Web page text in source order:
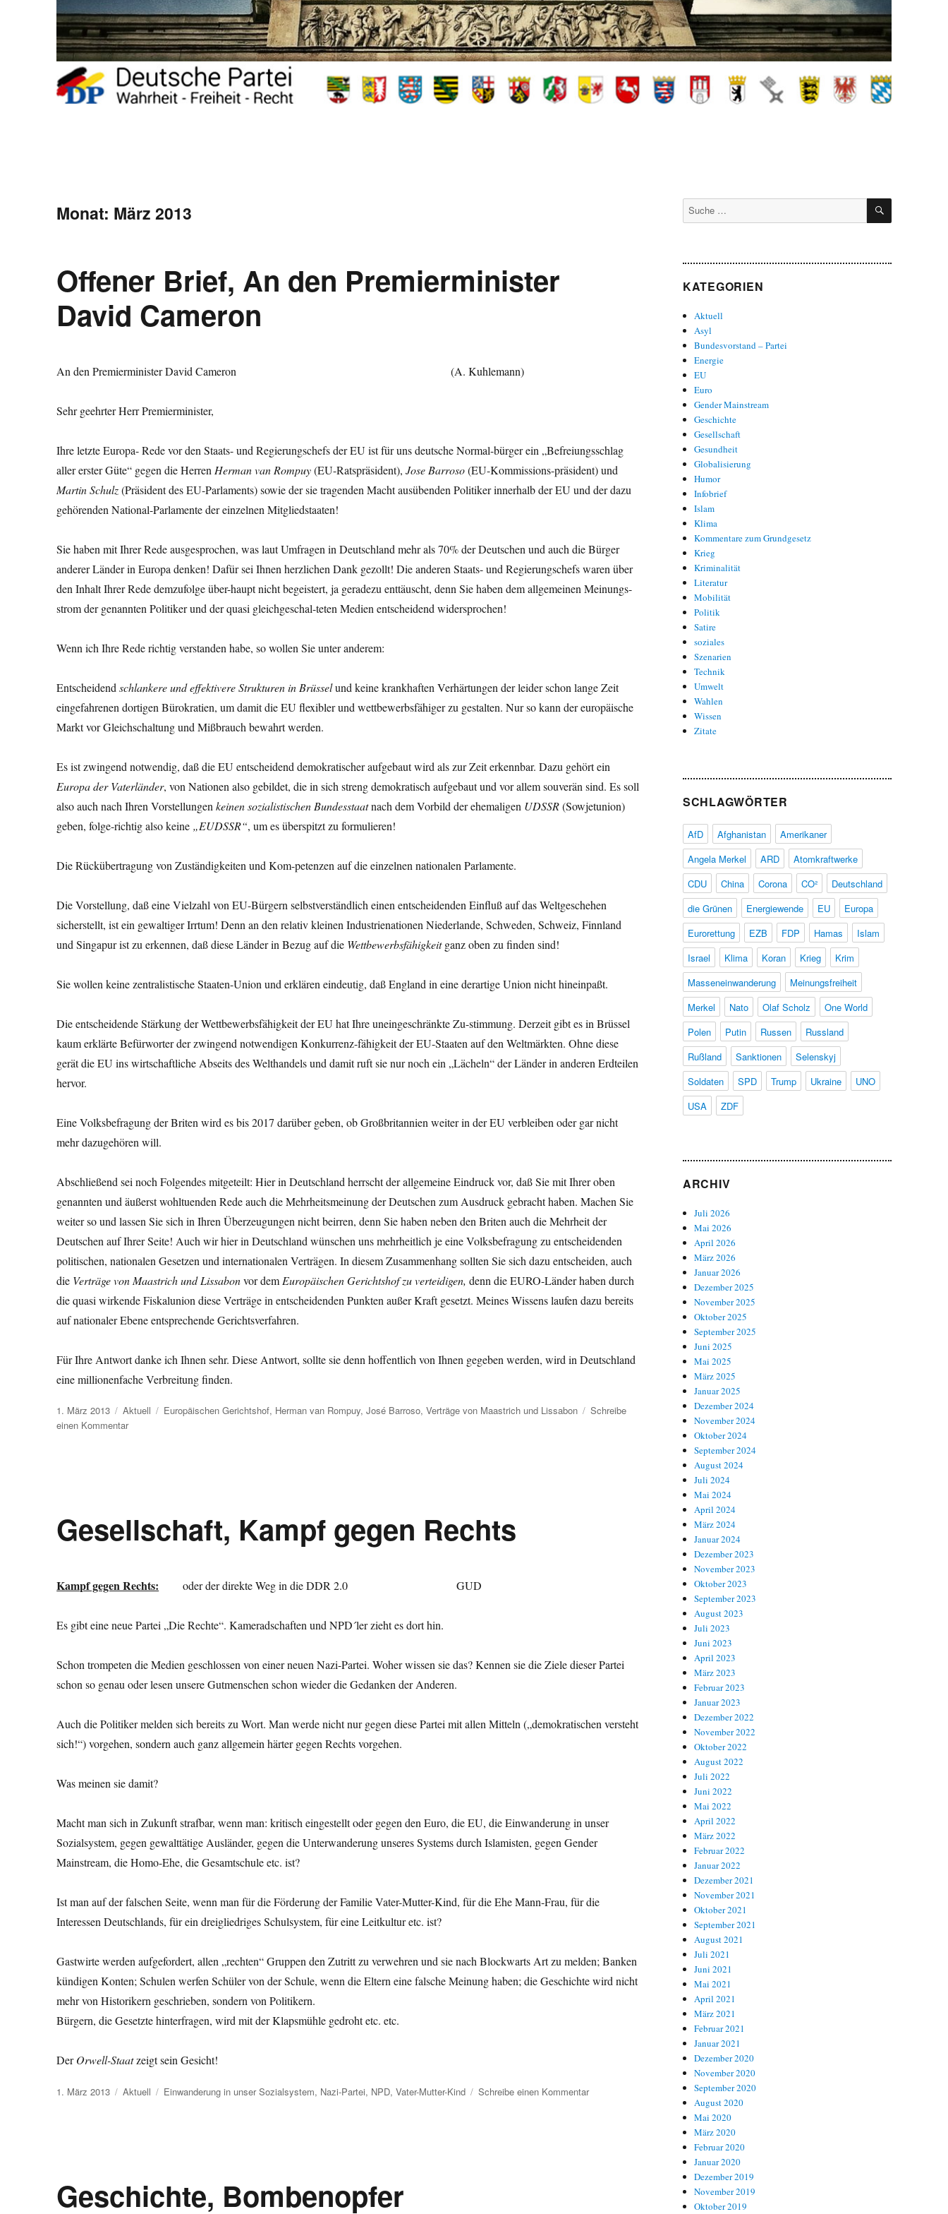
Monat: März 2013
Offener Brief, An den Premierminister
David Cameron
An den Premierminister David Cameron (A. Kuhlemann)
Sehr geehrter Herr Premierminister,
Ihre letzte Europa- Rede vor den Staats- und Regierungschefs der EU ist für uns deutsche Normal-bürger ein „Befreiungsschlag
aller erster Güte“ gegen die Herren Herman van Rompuy(EU-Ratspräsident),Jose Barroso(EU-Kommissions-präsident) und
Martin Schulz(Präsident des EU-Parlaments) sowie der sie tragenden Macht ausübenden Politiker innerhalb der EU und der dazu
gehörenden National-Parlamente der einzelnen Mitgliedstaaten!
Sie haben mit Ihrer Rede ausgesprochen, was laut Umfragen in Deutschland mehr als 70% der Deutschen und auch die Bürger
anderer Länder in Europa denken! Dafür sei Ihnen herzlichen Dank gezollt! Die anderen Staats- und Regierungschefs waren über
den Inhalt Ihrer Rede demzufolge über-haupt nicht begeistert, ja geradezu enttäuscht, denn Sie haben dem allgemeinen Meinungs-
strom der genannten Politiker und der quasi gleichgeschal-teten Medien entscheidend widersprochen!
Wenn ich Ihre Rede richtig verstanden habe, so wollen Sie unter anderem:
Entscheidendschlankere und effektivere Strukturen in Brüsselund keine krankhaften Verhärtungen der leider schon lange Zeit
eingefahrenen dortigen Bürokratien, um damit die EU flexibler und wettbewerbsfähiger zu gestalten. Nur so kann der europäische
Markt vor Gleichschaltung und Mißbrauch bewahrt werden.
Es ist zwingend notwendig, daß die EU entscheidend demokratischer aufgebaut wird als zur Zeit erkennbar. Dazu gehört ein
Europa der Vaterländer, von Nationen also gebildet, die in sich streng demokratisch aufgebaut und vor allem souverän sind. Es soll
also auch nach Ihren Vorstellungenkeinen sozialistischen Bundesstaatnach dem Vorbild der ehemaligen UDSSR(Sowjetunion)
geben, folge-richtig also keine „EUDSSR“, um es überspitzt zu formulieren!
Die Rückübertragung von Zuständigkeiten und Kom-petenzen auf die einzelnen nationalen Parlamente.
Die Vorstellung, daß eine Vielzahl von EU-Bürgern selbstverständlich einen entscheidenden Einfluß auf das Weltgeschehen
sicherstellt, ist ein gewaltiger Irrtum! Denn an den relativ kleinen Industrienationen Niederlande, Schweden, Schweiz, Finnland
und Singapur ist zu erkennen, daß diese Länder in Bezug auf die Wettbewerbsfähigkeitganz oben zu finden sind!
Sie wollen keine zentralistische Staaten-Union und erklären eindeutig, daß England in eine derartige Union nicht hineinpaßt.
Die entscheidende Stärkung der Wettbewerbsfähigkeit der EU hat Ihre uneingeschränkte Zu-stimmung. Derzeit gibt es in Brüssel
kaum erklärte Befürworter der zwingend notwendigen Konkurrenz-fähigkeit der EU-Staaten auf den Weltmärkten. Ohne diese
gerät die EU ins wirtschaftliche Abseits des Welthandels und damit ruft sie nur noch ein „Lächeln“ der Länder in anderen Erdteilen
hervor.
Eine Volksbefragung der Briten wird es bis 2017 darüber geben, ob Großbritannien weiter in der EU verbleiben oder gar nicht
mehr dazugehören will.
Abschließend sei noch Folgendes mitgeteilt: Hier in Deutschland herrscht der allgemeine Eindruck vor, daß Sie mit Ihrer oben
genannten und äußerst wohltuenden Rede auch die Mehrheitsmeinung der Deutschen zum Ausdruck gebracht haben. Machen Sie
weiter so und lassen Sie sich in Ihren Überzeugungen nicht beirren, denn Sie haben neben den Briten auch die Mehrheit der
Deutschen auf Ihrer Seite! Auch wir hier in Deutschland wünschen uns mehrheitlich je eine Volksbefragung zu entscheidenden
politischen, nationalen Gesetzen und internationalen Verträgen. In diesem Zusammenhang sollten Sie sich dazu entscheiden, auch
die Verträge von Maastrich und Lissabonvor dem Europäischen Gerichtshof zu verteidigen,denn die EURO-Länder haben durch
die quasi wirkende Fiskalunion diese Verträge in entscheidenden Punkten außer Kraft gesetzt. Meines Wissens laufen dazu bereits
auf nationaler Ebene entsprechende Gerichtsverfahren.
Für Ihre Antwort danke ich Ihnen sehr. Diese Antwort, sollte sie denn hoffentlich von Ihnen gegeben werden, wird in Deutschland
eine millionenfache Verbreitung finden.
Veröffentlicht
am
1. März 2013 Kategorien
Aktuell Schlagwörter
Europäischen Gerichtshof, Herman van Rompuy,José Barroso,Verträge von Maastrich und Lissabon
Schreibe
einen Kommentarzu
Cameron
Gesellschaft, Kampf gegen Rechts
Kampf gegen Rechts: oder der direkte Weg in die DDR 2.0 GUD
Es gibt eine neue Partei „Die Rechte“. Kameradschaften und NPD´ler zieht es dort hin.
Schon trompeten die Medien geschlossen von einer neuen Nazi-Partei. Woher wissen sie das? Kennen sie die Ziele dieser Partei
schon so genau oder lesen unsere Gutmenschen schon wieder die Gedanken der Anderen.
Auch die Politiker melden sich bereits zu Wort. Man werde nicht nur gegen diese Partei mit allen Mitteln („demokratischen versteht
sich!“) vorgehen, sondern auch ganz allgemein härter gegen Rechts vorgehen.
Was meinen sie damit?
Macht man sich in Zukunft strafbar, wenn man: kritisch eingestellt oder gegen den Euro, die EU, die Einwanderung in unser
Sozialsystem, gegen gewalttätige Ausländer, gegen die Unterwanderung unseres Systems durch Islamisten, gegen Gender
Mainstream, die Homo-Ehe, die Gesamtschule etc. ist?
Ist man auf der falschen Seite, wenn man für die Förderung der Familie Vater-Mutter-Kind, für die Ehe Mann-Frau, für die
Interessen Deutschlands, für ein dreigliedriges Schulsystem, für eine Leitkultur etc. ist?
Gastwirte werden aufgefordert, allen „rechten“ Gruppen den Zutritt zu verwehren und sie nach Blockwarts Art zu melden; Banken
kündigen Konten; Schulen werfen Schüler von der Schule, wenn die Eltern eine falsche Meinung haben; die Geschichte wird nicht
mehr von Historikern geschrieben, sondern von Politikern.
Bürgern, die Gesetzte hinterfragen, wird mit der Klapsmühle gedroht etc. etc.
DerOrwell-Staatzeigt sein Gesicht!
Veröffentlicht
1. März 2013 Kategorien
Aktuell Schlagwörter
Einwanderung in unser Sozialsystem, Nazi-Partei, NPD,Vater-Mutter-Kind Schreibe einen Kommentarzu
Geschichte, Bombenopfer
Suche
nach:
SUCHEN
KATEGORIEN
Aktuell
Asyl
Bundesvorstand – Partei
Energie
EU
Euro
Gender Mainstream
Geschichte
Gesellschaft
Gesundheit
Globalisierung
Humor
Infobrief
Islam
Klima
Kommentare zum Grundgesetz
Krieg
Kriminalität
Literatur
Mobilität
Politik
Satire
soziales
Szenarien
Technik
Umwelt
Wahlen
Wissen
Zitate
SCHLAGWÖRTER
AfD Afghanistan
Amerikaner
Angela Merkel
ARD
Atomkraftwerke
CDU
China Corona CO²
Deutschland
die Grünen
Energiewende EU
Europa
Eurorettung
EZB FDP Hamas
Islam
Israel
Klima Koran Krieg
Krim
Masseneinwanderung
Meinungsfreiheit
Merkel
Nato Olaf Scholz
One World
Polen
Putin Russen
Russland
Rußland
Sanktionen
Selenskyj
Soldaten
SPD Trump Ukraine
UNO
USA
ZDF
ARCHIV
Juli 2026
Mai 2026
April 2026
März 2026
Januar 2026
Dezember 2025
November 2025
Oktober 2025
September 2025
Juni 2025
Mai 2025
März 2025
Januar 2025
Dezember 2024
November 2024
Oktober 2024
September 2024
August 2024
Juli 2024
Mai 2024
April 2024
März 2024
Januar 2024
Dezember 2023
November 2023
Oktober 2023
September 2023
August 2023
Juli 2023
Juni 2023
April 2023
März 2023
Februar 2023
Januar 2023
Dezember 2022
November 2022
Oktober 2022
August 2022
Juli 2022
Juni 2022
Mai 2022
April 2022
März 2022
Februar 2022
Januar 2022
Dezember 2021
November 2021
Oktober 2021
September 2021
August 2021
Juli 2021
Juni 2021
Mai 2021
April 2021
März 2021
Februar 2021
Januar 2021
Dezember 2020
November 2020
September 2020
August 2020
Mai 2020
März 2020
Februar 2020
Januar 2020
Dezember 2019
November 2019
Oktober 2019